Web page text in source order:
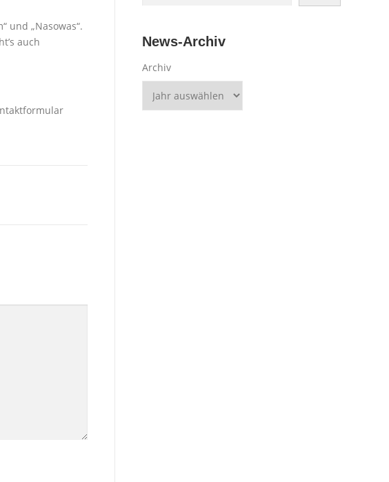
und „Nasowas“.
auch
News-Archiv
Archiv